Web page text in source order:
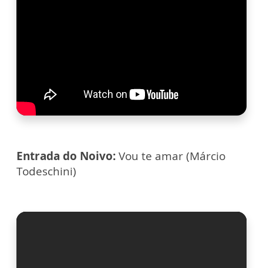
Entrada do Noivo:Vou te amar (Márcio
Todeschini)